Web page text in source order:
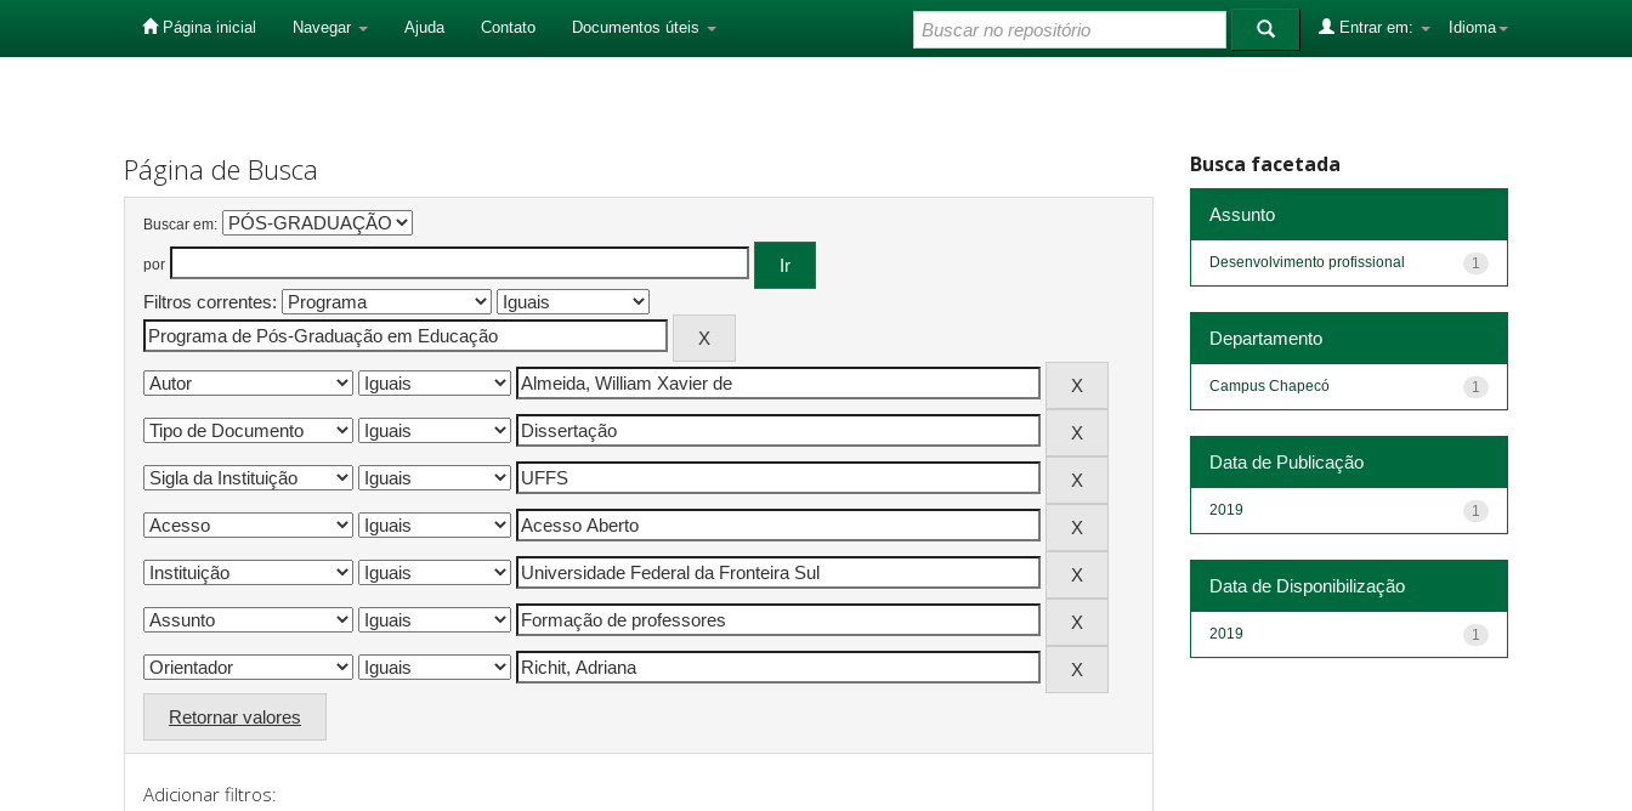
Página inicial Navegar Ajuda Contato Documentos úteis Idioma
Entrar em:
Página de Busca
Buscar em:
por
Filtros correntes:
Retornar valores
Adicionar filtros:
Busca facetada
Assunto
1
Desenvolvimento profissional
Departamento
1
Campus Chapecó
Data de Publicação
1
2019
Data de Disponibilização
1
2019